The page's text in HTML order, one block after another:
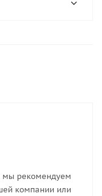
мы рекомендуем
компании или